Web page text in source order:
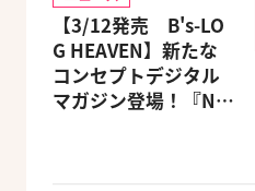
【3/12発売 B's-LO
G HEAVEN】新たな
コンセプトデジタル
マガジン登場！『NU: